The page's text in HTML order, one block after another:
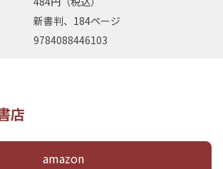
新書判、184ページ
9784088446103
店
amazon